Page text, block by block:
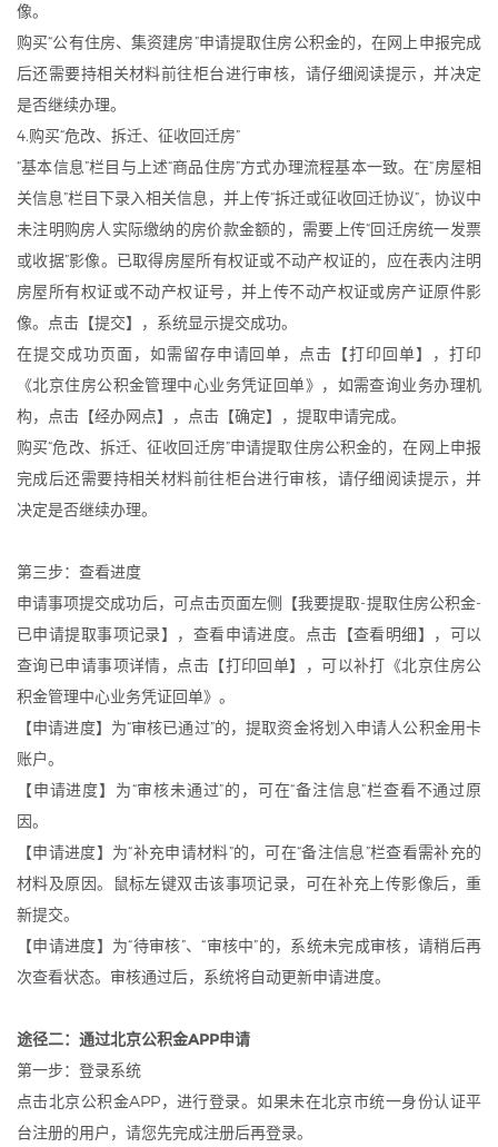
像。
购买“公有住房、集资建房”申请提取住房公积金的，在网上申报完成
后还需要持相关材料前往柜台进行审核，请仔细阅读提示，并决定
是否继续办理。
4.购买“危改、拆迁、征收回迁房”
“基本信息”栏目与上述“商品住房”方式办理流程基本一致。在“房屋相
关信息”栏目下录入相关信息，并上传“拆迁或征收回迁协议”，协议中
未注明购房人实际缴纳的房价款金额的，需要上传“回迁房统一发票
或收据”影像。已取得房屋所有权证或不动产权证的，应在表内注明
房屋所有权证或不动产权证号，并上传不动产权证或房产证原件影
像。点击【提交】，系统显示提交成功。
在提交成功页面，如需留存申请回单，点击【打印回单】，打印
《北京住房公积金管理中心业务凭证回单》，如需查询业务办理机
构，点击【经办网点】，点击【确定】，提取申请完成。
购买“危改、拆迁、征收回迁房”申请提取住房公积金的，在网上申报
完成后还需要持相关材料前往柜台进行审核，请仔细阅读提示，并
决定是否继续办理。
第三步：查看进度
申请事项提交成功后，可点击页面左侧【我要提取-提取住房公积金-
已申请提取事项记录】，查看申请进度。点击【查看明细】，可以
查询已申请事项详情，点击【打印回单】，可以补打《北京住房公
积金管理中心业务凭证回单》。
【申请进度】为“审核已通过”的，提取资金将划入申请人公积金用卡
账户。
【申请进度】为“审核未通过”的，可在“备注信息”栏查看不通过原
因。
【申请进度】为“补充申请材料”的，可在“备注信息”栏查看需补充的
材料及原因。鼠标左键双击该事项记录，可在补充上传影像后，重
新提交。
【申请进度】为“待审核”、“审核中”的，系统未完成审核，请稍后再
次查看状态。审核通过后，系统将自动更新申请进度。
途径二：通过北京公积金APP申请
第一步：登录系统
点击北京公积金APP，进行登录。如果未在北京市统一身份认证平
台注册的用户，请您先完成注册后再登录。